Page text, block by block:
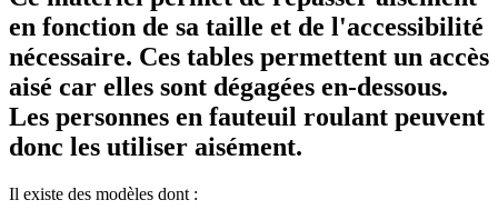
en fonction de sa taille et de l'accessibilité
nécessaire. Ces tables permettent un accès
aisé car elles sont dégagées en-dessous.
Les personnes en fauteuil roulant peuvent
donc les utiliser aisément.
Il existe des modèles dont :